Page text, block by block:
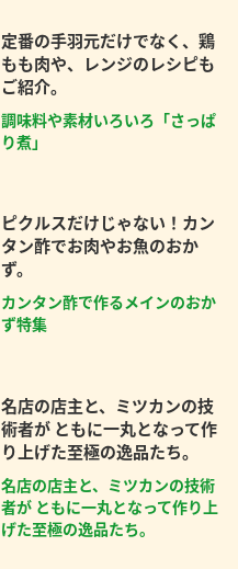
定番の手羽元だけでなく、鶏
もも肉や、レンジのレシピも
ご紹介。
調味料や素材いろいろ「さっぱ
り煮」
ピクルスだけじゃない！カン
タン酢でお肉やお魚のおか
ず。
カンタン酢で作るメインのおか
ず特集
名店の店主と、ミツカンの技
術者が ともに一丸となって作
り上げた至極の逸品たち。
名店の店主と、ミツカンの技術
者が ともに一丸となって作り上
げた至極の逸品たち。